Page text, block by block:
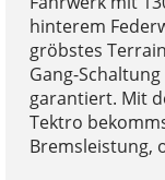
hinterem
gröbstes
Gang-
garantiert. Mit
Tektro
Bremsleistung,